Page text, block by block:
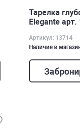
Тарелка
Elegante арт.
Артикул: 13714
Наличие в